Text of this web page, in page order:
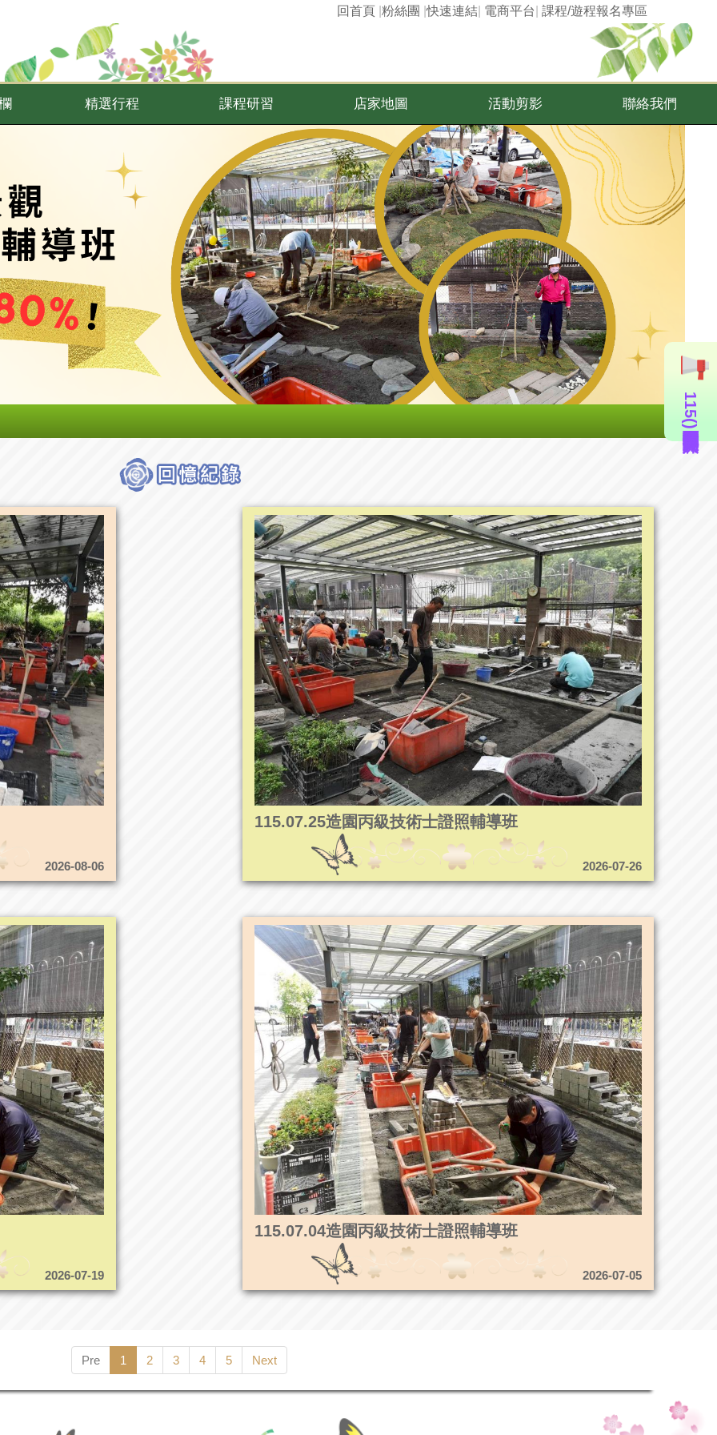
課程/遊程報名專區
電商平台
快速連結
粉絲團 |
回首頁
精選行程 課程研習 店家地圖 活動剪影 聯絡我們
2026-08-06
115.07.25造園丙級技術士證照輔導班
2026-07-26
2026-07-19
115.07.04造園丙級技術士證照輔導班
2026-07-05
Pre 1 2 3 4 5 Next
115年度造園景觀丙級技術士證照輔導班(即測即評周六班)